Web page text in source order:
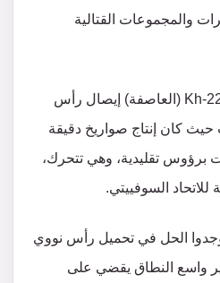
والمجموعات القتالية
وكان على صاروخ Kh-22 Burya (العاصفة) إيصال رأس
كان إنتاج صواريخ دقيقة
تقليدية، وهي تتحرك،
السوفييتي.
الحل في تحميل رأس نووي
واسع النطاق يقضي على